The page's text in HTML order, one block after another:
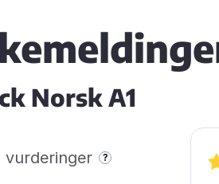
Norsk A1
vurderinger ?